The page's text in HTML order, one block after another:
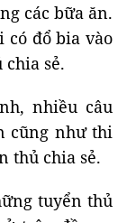
các bữa ăn.
có đổ bia vào
chia sẻ.
nhiều câu
cũng như thi
thủ chia sẻ.
tuyển thủ